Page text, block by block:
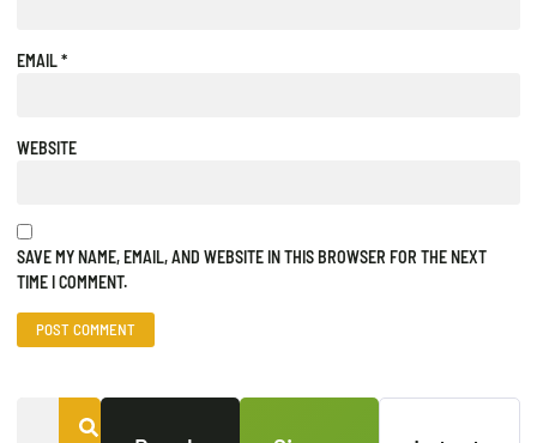
EMAIL*
WEBSITE
SAVE MY NAME, EMAIL, AND WEBSITE IN THIS BROWSER FOR THE NEXT
TIME I COMMENT.